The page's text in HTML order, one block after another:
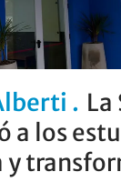
La
a los
y